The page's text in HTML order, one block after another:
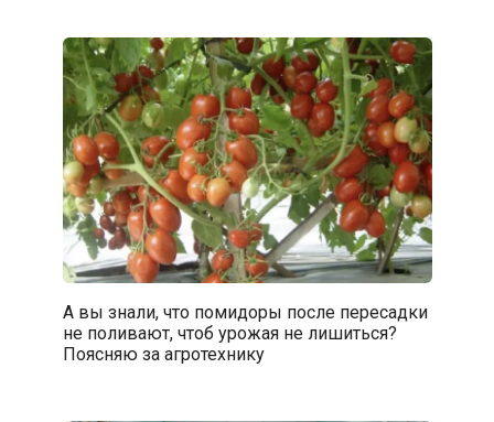
А вы знали, что помидоры после пересадки
не поливают, чтоб урожая не лишиться?
Поясняю за агротехнику